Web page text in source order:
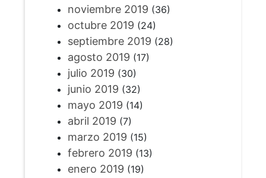
noviembre 2019 (36)
octubre 2019 (24)
septiembre 2019 (28)
agosto 2019 (17)
julio 2019 (30)
junio 2019 (32)
mayo 2019 (14)
abril 2019 (7)
marzo 2019 (15)
febrero 2019 (13)
enero 2019 (19)